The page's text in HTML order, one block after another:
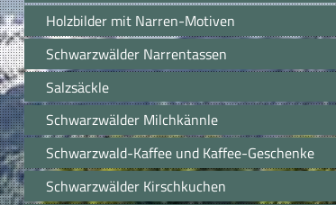
Holzbilder mit Narren-Motiven
Schwarzwälder Narrentassen
Salzsäckle
Schwarzwälder Milchkännle
Schwarzwald-Kaffee und Kaffee-Geschenke
Schwarzwälder Kirschkuchen